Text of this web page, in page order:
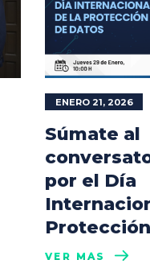
ENERO 21, 2026
Súmate al
por el Día
VER MÁS